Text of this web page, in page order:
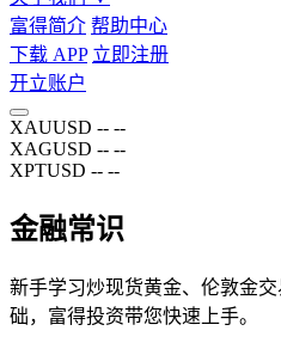
富得简介 帮助中心
下载 APP 立即注册
开立账户
XAUUSD -- --
XAGUSD -- --
XPTUSD -- --
金融常识
新手学习炒现货黄金、伦敦金
础，富得投资带您快速上手。